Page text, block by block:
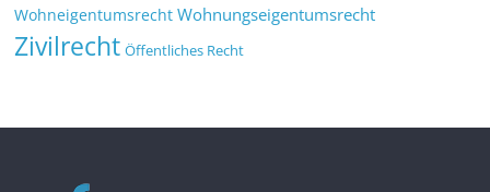
Wohneigentumsrecht Wohnungseigentumsrecht
Zivilrecht Öffentliches Recht